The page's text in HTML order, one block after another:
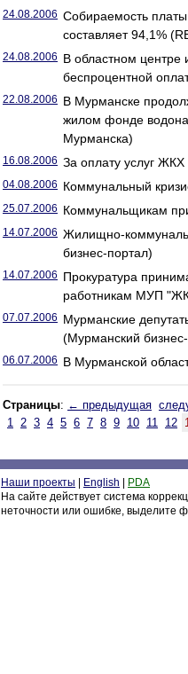
24.08.2006 Собираемость
составляет 94,1%
24.08.2006 В областном центре
беспроцентной
22.08.2006 В Мурманске
жилом фонде
Мурманска)
16.08.2006 За оплату услуг
04.08.2006 Коммунальный
25.07.2006 Коммунальщикам
14.07.2006 Жилищно-
бизнес-портал)
14.07.2006 Прокуратура
работникам МУП
07.07.2006 Мурманские
(Мурманский
06.07.2006 В Мурманской
Страницы: ← предыдущая
1 2 3 4 5 6 7 8 9 10 11 12
Наши проекты English
PDA
На сайте действует система
неточности или ошибке, выделите